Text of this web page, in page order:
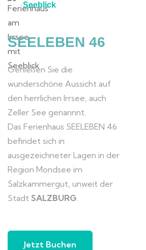
Seeblick
SEELEBEN 46
Genießen Sie die
wunderschöne Aussicht auf
den herrlichen Irrsee, auch
Zeller See genannnt.
Das Ferienhaus SEELEBEN 46
befindet sich in
ausgezeichneter Lagen in der
Region Mondsee im
Salzkammergut, unweit der
Stadt SALZBURG.
Jetzt Buchen